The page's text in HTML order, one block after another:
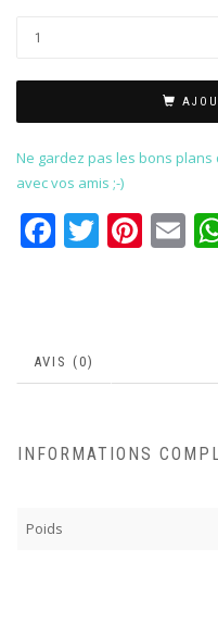
Ne gardez pas les bons
avec vos amis ;-)
Facebook
Twitter
AVIS (0)
INFORMATIONS
Poids